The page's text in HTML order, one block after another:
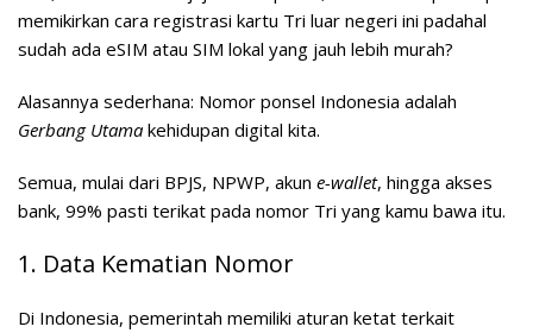
memikirkan cara registrasi kartu Tri luar negeri ini padahal
sudah ada eSIM atau SIM lokal yang jauh lebih murah?
Alasannya sederhana: Nomor ponsel Indonesia adalah
Gerbang Utama kehidupan digital kita.
Semua, mulai dari BPJS, NPWP, akun e-wallet, hingga akses
bank, 99% pasti terikat pada nomor Tri yang kamu bawa itu.
1. Data Kematian Nomor
Di Indonesia, pemerintah memiliki aturan ketat terkait